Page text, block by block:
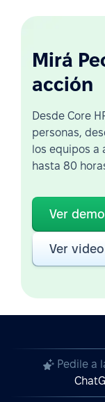
Mirá
acción
Desde Core
personas,
los equipos a
hasta 80
Ver
Ver video
Pedile a